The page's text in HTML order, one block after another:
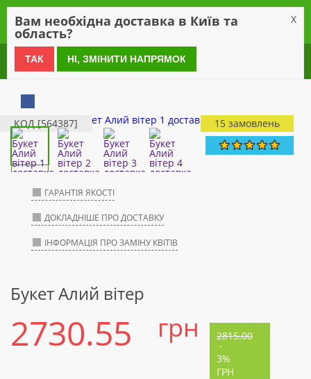
0 800 21 54 55
КОД [564387] 15 замовлень
ГАРАНТІЯ ЯКОСТІ
ДОКЛАДНІШЕ ПРО ДОСТАВКУ
ІНФОРМАЦІЯ ПРО ЗАМІНУ КВІТІВ
Букет Алий вітер
2730.55 грн 2815.00
-
3%
ГРН
Вам необхідна доставка в Київ та
область?
X
ТАК НІ, ЗМІНИТИ НАПРЯМОК